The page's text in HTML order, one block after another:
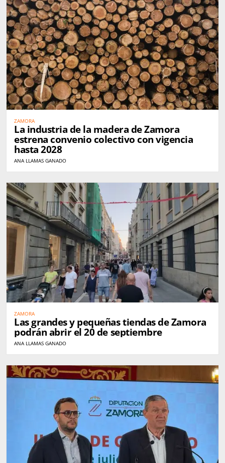
ZAMORA
La industria de la madera de Zamora
estrena convenio colectivo con vigencia
hasta 2028
ANA LLAMAS GANADO
ZAMORA
Las grandes y pequeñas tiendas de Zamora
podrán abrir el 20 de septiembre
ANA LLAMAS GANADO